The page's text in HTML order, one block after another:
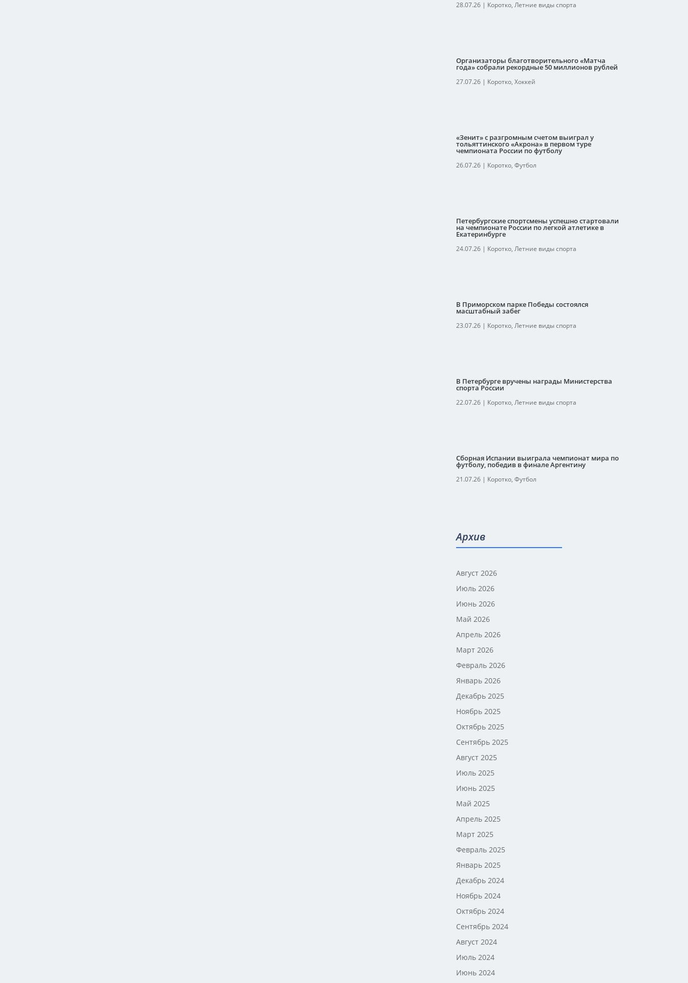
28.07.26| Коротко, Летние виды спорта
Организаторы благотворительного «Матча
года» собрали рекордные 50 миллионов рублей
27.07.26| Коротко, Хоккей
«Зенит» с разгромным счетом выиграл у
тольяттинского «Акрона» в первом туре
чемпионата России по футболу
26.07.26| Коротко, Футбол
Петербургские спортсмены успешно стартовали
на чемпионате России по легкой атлетике в
Екатеринбурге
24.07.26| Коротко, Летние виды спорта
В Приморском парке Победы состоялся
масштабный забег
23.07.26| Коротко, Летние виды спорта
В Петербурге вручены награды Министерства
спорта России
22.07.26| Коротко, Летние виды спорта
Сборная Испании выиграла чемпионат мира по
футболу, победив в финале Аргентину
21.07.26| Коротко, Футбол
Архив
Август 2026
Июль 2026
Июнь 2026
Май 2026
Апрель 2026
Март 2026
Февраль 2026
Январь 2026
Декабрь 2025
Ноябрь 2025
Октябрь 2025
Сентябрь 2025
Август 2025
Июль 2025
Июнь 2025
Май 2025
Апрель 2025
Март 2025
Февраль 2025
Январь 2025
Декабрь 2024
Ноябрь 2024
Октябрь 2024
Сентябрь 2024
Август 2024
Июль 2024
Июнь 2024